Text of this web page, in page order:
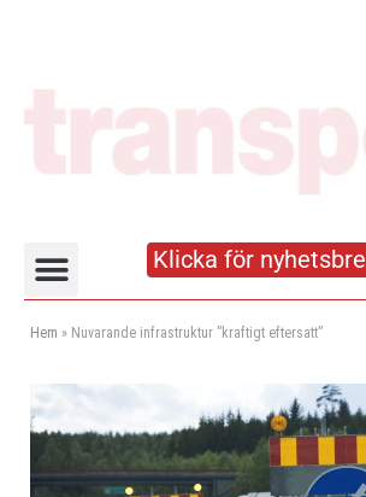
Klicka för
Hem » Nuvarande infrastruktur ”kraftigt eftersatt”